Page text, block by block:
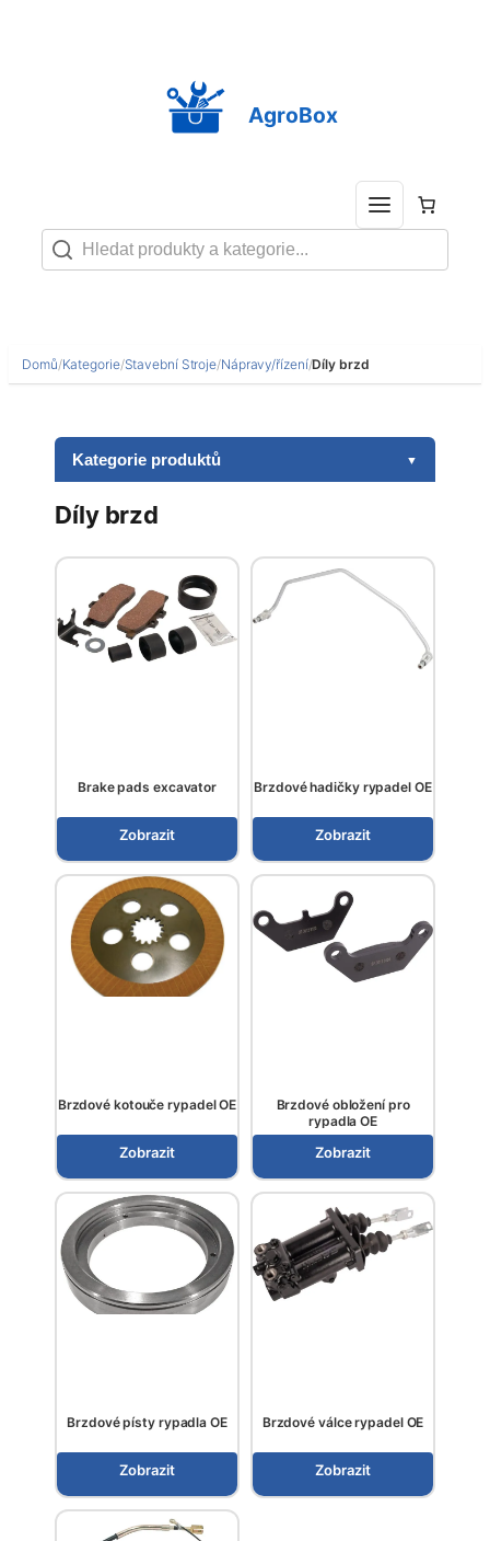
AgroBox
Domů/Kategorie/Stavební Stroje/Nápravy/řízení/Díly brzd
Kategorie produktů ▼
Díly brzd
Brake pads excavator
Zobrazit
Brzdové hadičky rypadel OE
Zobrazit
Brzdové kotouče rypadel OE
Zobrazit
Brzdové obložení pro
rypadla OE
Zobrazit
Brzdové písty rypadla OE
Zobrazit
Brzdové válce rypadel OE
Zobrazit